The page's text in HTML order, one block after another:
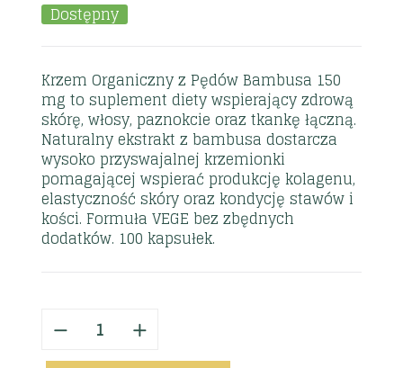
Dostępny
Krzem Organiczny z Pędów Bambusa 150
mg to suplement diety wspierający zdrową
skórę, włosy, paznokcie oraz tkankę łączną.
Naturalny ekstrakt z bambusa dostarcza
wysoko przyswajalnej krzemionki
pomagającej wspierać produkcję kolagenu,
elastyczność skóry oraz kondycję stawów i
kości. Formuła VEGE bez zbędnych
dodatków. 100 kapsułek.